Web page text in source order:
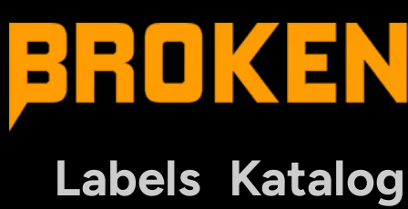
Labels Katalog